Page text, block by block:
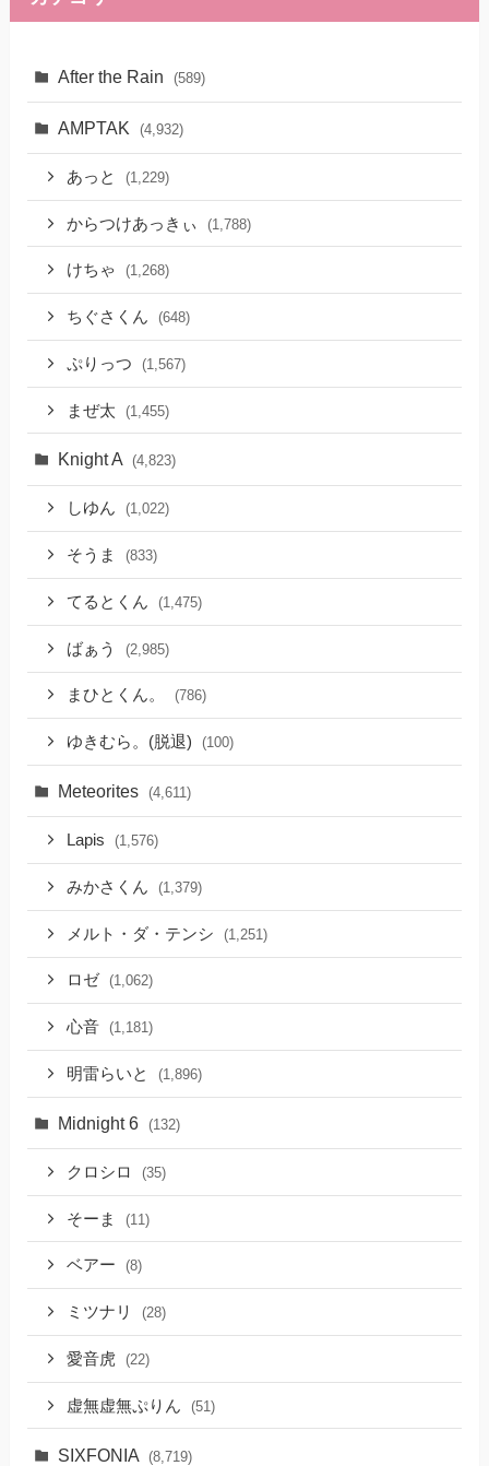
After the Rain (589)
AMPTAK (4,932)
あっと (1,229)
からつけあっきぃ (1,788)
けちゃ (1,268)
ちぐさくん (648)
ぷりっつ (1,567)
まぜ太 (1,455)
Knight A (4,823)
しゆん (1,022)
そうま (833)
てるとくん (1,475)
ばぁう (2,985)
まひとくん。 (786)
ゆきむら。(脱退) (100)
Meteorites (4,611)
Lapis (1,576)
みかさくん (1,379)
メルト・ダ・テンシ (1,251)
ロゼ (1,062)
心音 (1,181)
明雷らいと (1,896)
Midnight 6 (132)
クロシロ (35)
そーま (11)
ベアー (8)
ミツナリ (28)
愛音虎 (22)
虚無虚無ぷりん (51)
SIXFONIA (8,719)